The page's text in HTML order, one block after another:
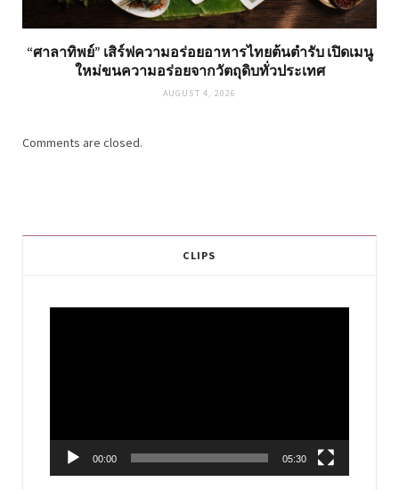
“ศาลาทิพย์” เสิร์ฟความอร่อยอาหารไทยต้นตำรับ เปิดเมนู
ใหม่ขนความอร่อยจากวัตถุดิบทั่วประเทศ
AUGUST 4, 2026
Comments are closed.
CLIPS
00:00 05:30